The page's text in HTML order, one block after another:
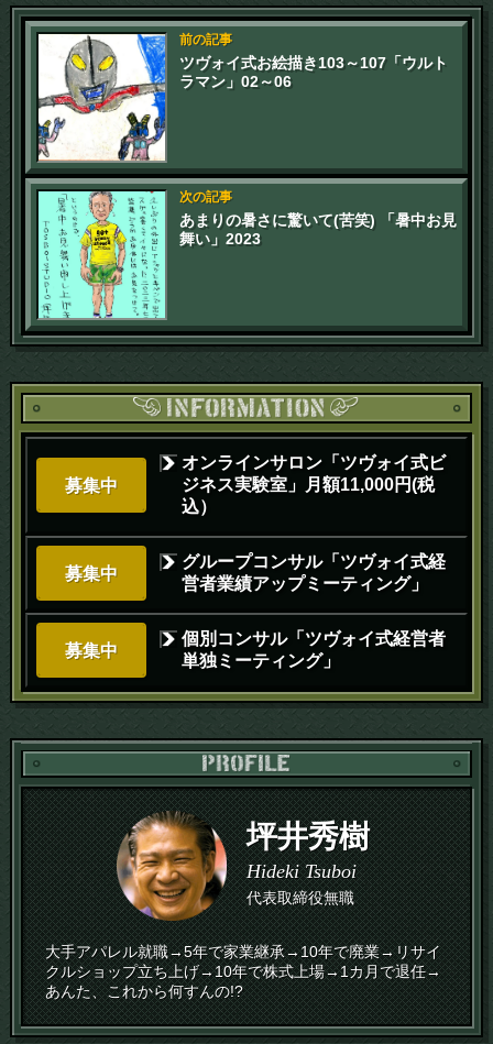
前の記事
ツヴォイ式お絵描き103～107「ウルト
ラマン」02～06
次の記事
あまりの暑さに驚いて(苦笑) 「暑中お見
舞い」2023
募集中
オンラインサロン「ツヴォイ式ビ
ジネス実験室」月額11,000円(税
込）
募集中
グループコンサル「ツヴォイ式経
営者業績アップミーティング」
募集中
個別コンサル「ツヴォイ式経営者
単独ミーティング」
坪井秀樹
Hideki Tsuboi
代表取締役無職
大手アパレル就職→5年で家業継承→10年で廃業→リサイ
クルショップ立ち上げ→10年で株式上場→1カ月で退任→
あんた、これから何すんの!?